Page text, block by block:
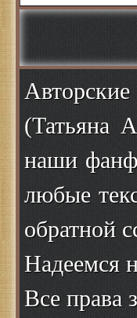
(Татьяна
наши
любые
обратной
Надеемся
Все